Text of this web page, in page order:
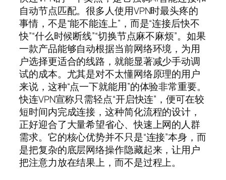
自动节点匹配。很多人使用VPN时最头疼的
事情，不是“能不能连上”，而是“连接后快不
快”“什么时候断线”“切换节点麻不麻烦”。如果
一款产品能够自动根据当前网络环境，为用
户选择更适合的线路，就能显著减少手动调
试的成本。尤其是对不太懂网络原理的用户
来说，这种“点一下就能用”的体验非常重要。
快连VPN宣称只需轻点“开启快连”，便可在较
短时间内完成连接，这种简化流程的设计，
正好迎合了大量希望省心、快速上网的人群
需求。它的核心优势并不只是“连接”本身，而
是把复杂的底层网络操作隐藏起来，让用户
把注意力放在结果上，而不是过程上。